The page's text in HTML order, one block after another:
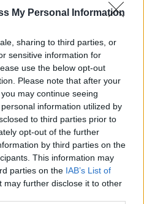
My Personal Information
sharing to third parties, or
sensitive information for
use the below opt-out
Please note that after your
may continue seeing
information utilized by
to third parties prior to
opt-out of the further
by third parties on the
This information may
parties on the IAB’s List of
may further disclose it to other
újra a termelésük az
a hazai
9-én jön a Portfolio-
Itt tud Ön is jelentkezni
Sorozatban tették
komoly
vállalatok a húsvéti hosszú
Van, amelyik...